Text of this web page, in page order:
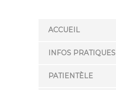
ACCUEIL
INFOS PRATIQUES
PATIENTÈLE